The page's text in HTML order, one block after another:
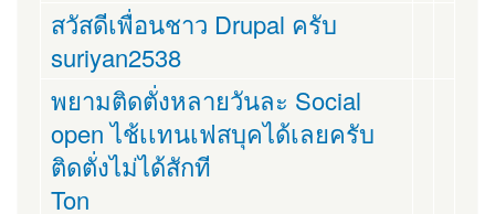
สวัสดีเพื่อนชาว Drupal ครับ
suriyan2538
พยามติดตั่งหลายวันละ Social
open ไช้เเทนเฟสบุคได้เลยครับ
ติดตั่งไม่ได้สักที
Ton